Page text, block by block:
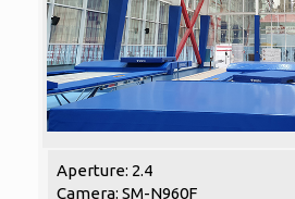
Aperture: 2.4
Camera: SM-N960F